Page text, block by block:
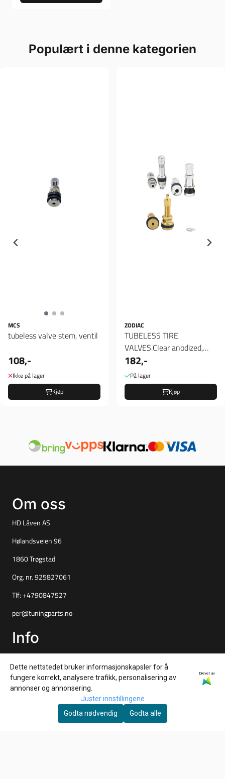
Populært i denne kategorien
MCS
tubeless valve stem, ventil
108,-
Ikke på lager
Kjøp
ZODIAC
TUBELESS TIRE
VALVES.Clear anodized,
Ventil
182,-
På lager
Kjøp
Om oss
HD Låven AS
Hølandsveien 96
1860 Trøgstad
Org. nr. 925827061
Tlf: +4790847527
per@tuningparts.no
Info
Frakt og retur
Personvern
Salgsbetingelser
Nyhetsbrev
Dette nettstedet bruker informasjonskapsler for å
fungere korrekt, analysere trafikk, personalisering av
annonser og annonsering.
Drevet av
Juster innstillingene
Godta nødvendig
Godta alle